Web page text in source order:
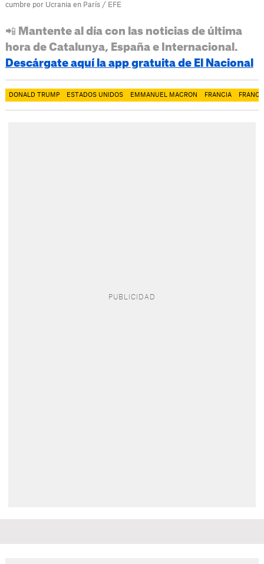
cumbre por Ucrania en París / EFE
📲 Mantente al día con las noticias de última
hora de Catalunya, España e Internacional.
Descárgate aquí la app gratuita de El Nacional
DONALD TRUMP ESTADOS UNIDOS EMMANUEL MACRON FRANCIA